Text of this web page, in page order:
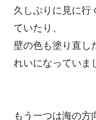
久しぶりに見に行
ていたり、
壁の色も塗り直し
れいになっていま
もう一つは海の方